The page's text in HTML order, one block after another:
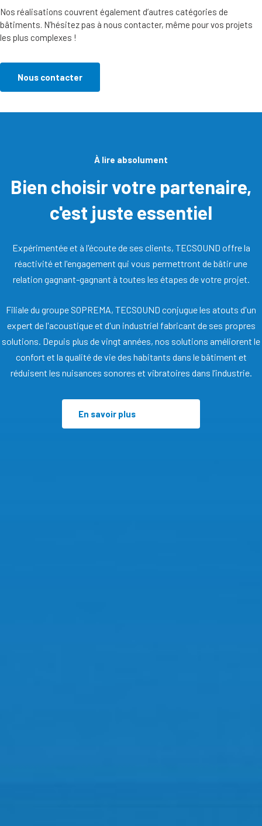
Nos réalisations couvrent également d’autres catégories de
bâtiments. N’hésitez pas à nous contacter, même pour vos projets
les plus complexes !
Nous contacter
À lire absolument
Bien choisir votre partenaire,
c'est juste essentiel
Expérimentée et à l'écoute de ses clients, TECSOUND offre la
réactivité et l'engagement qui vous permettront de bâtir une
relation gagnant-gagnant à toutes les étapes de votre projet.
Filiale du groupe SOPREMA, TECSOUND conjugue les atouts d'un
expert de l'acoustique et d'un industriel fabricant de ses propres
solutions. Depuis plus de vingt années, nos solutions améliorent le
confort et la qualité de vie des habitants dans le bâtiment et
réduisent les nuisances sonores et vibratoires dans l’industrie.
En savoir plus